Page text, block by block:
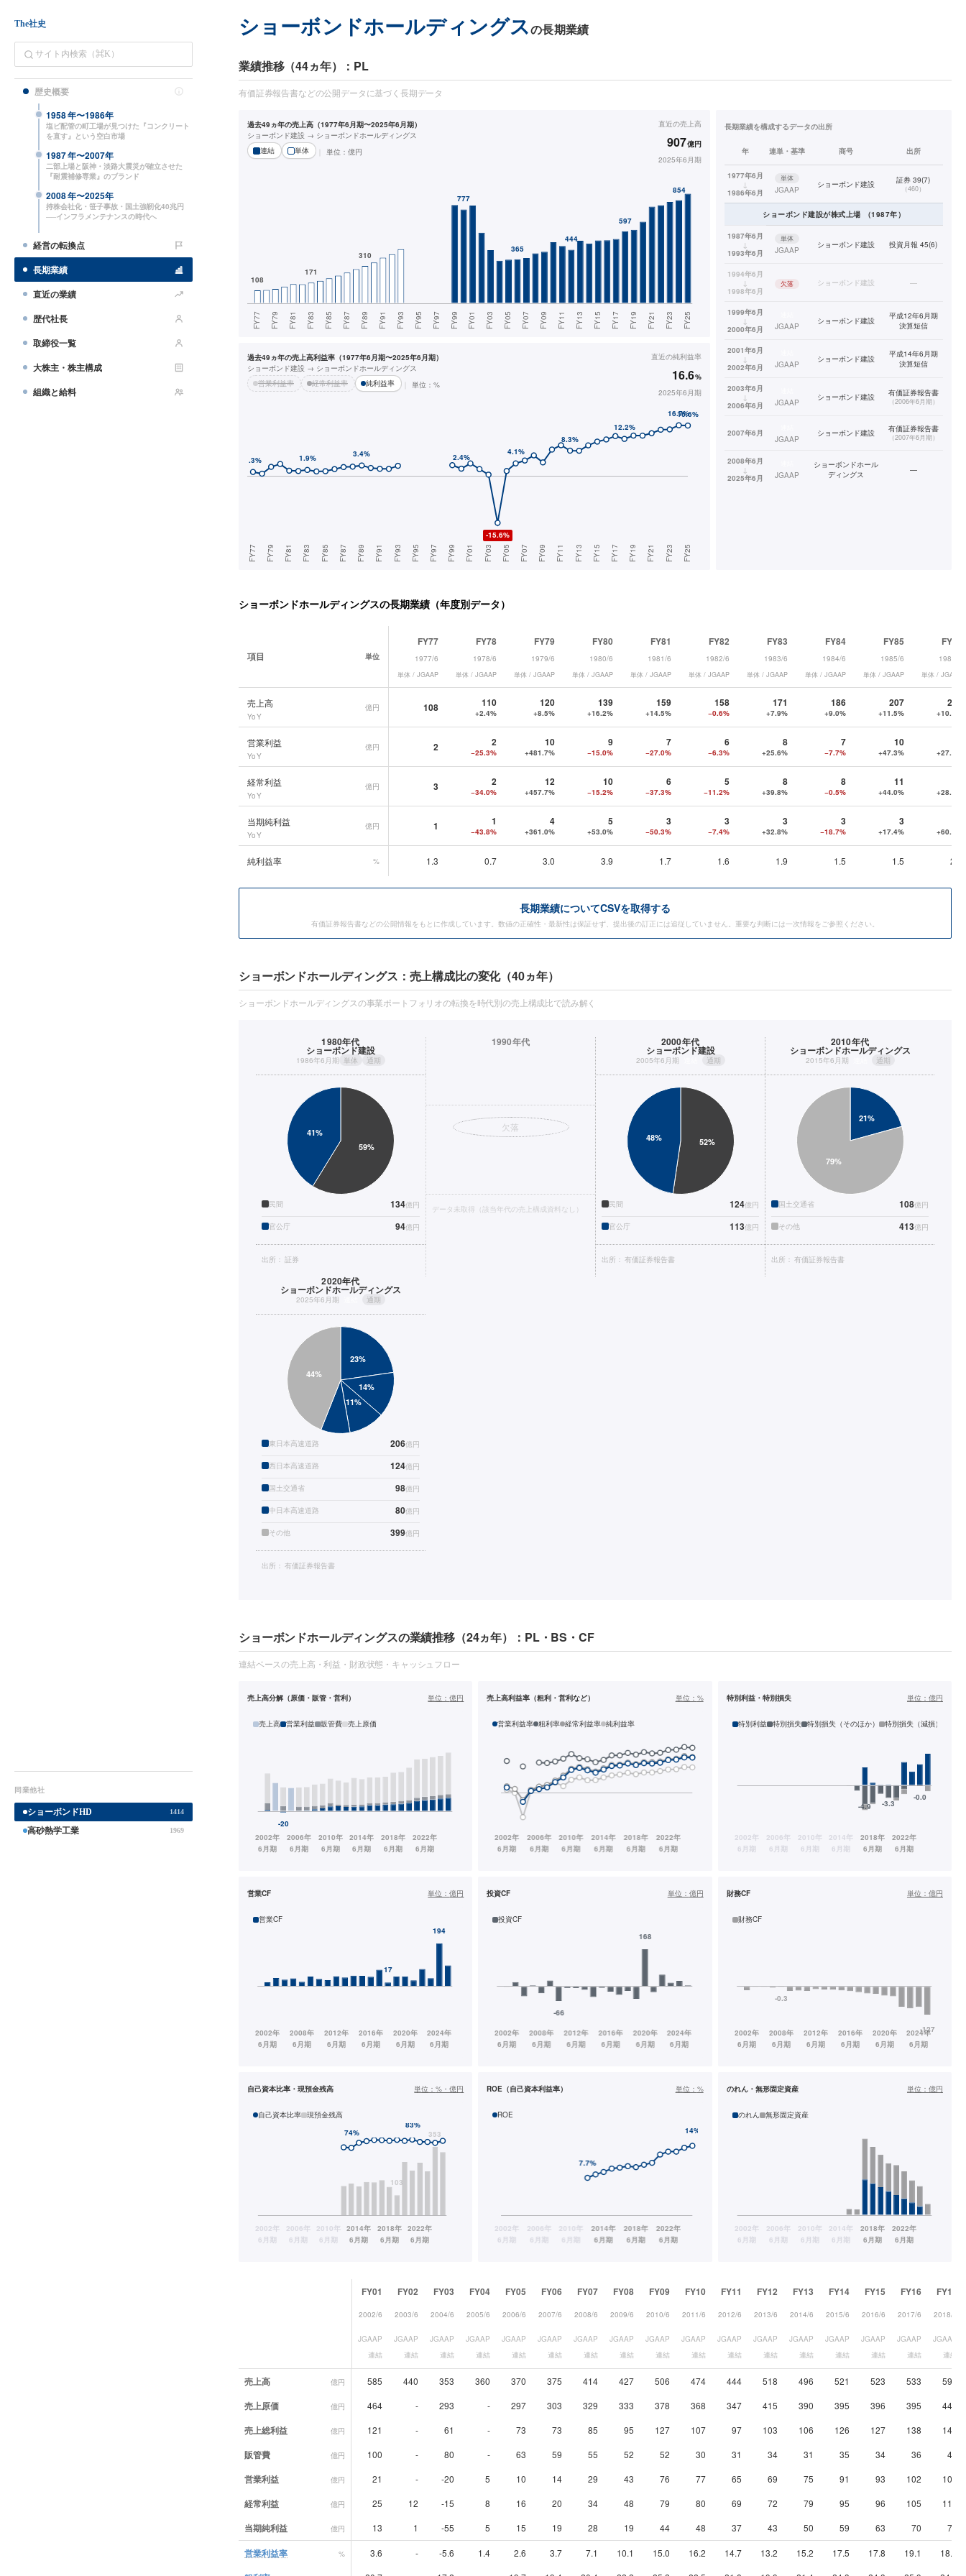
The社史
歴史概要
1958年〜1986年
塩ビ配管の町工場が見つけた『コンクリート
を直す』という空白市場
1987年〜2007年
二部上場と阪神・淡路大震災が確立させた
『耐震補修専業』のブランド
2008年〜2025年
持株会社化・笹子事故・国土強靭化40兆円
──インフラメンテナンスの時代へ
経営の転換点
長期業績
直近の業績
歴代社長
取締役一覧
大株主・株主構成
組織と給料
同業他社
ショーボンドHD 1414
高砂熱学工業 1969
ショーボンドホールディングスの長期業績
業績推移（44ヵ年）：PL
有価証券報告書などの公開データに基づく長期データ
過去49ヵ年の売上高（1977年6月期〜2025年6月期）
ショーボンド建設 → ショーボンドホールディングス
連結
単体 単位： 億円
直近の売上高
907億円
2025年6月期
過去49ヵ年の売上高利益率（1977年6月期〜2025年6月期）
ショーボンド建設 → ショーボンドホールディングス
営業利益率
経常利益率 純利益率 単位：%
直近の純利益率
16.6%
2025年6月期
長期業績を構成するデータの出所
年 連単・基準 商号 出所
1977年6月
↓
1986年6月
単体
JGAAP
ショーボンド建設 証券 39(7)
（460）
ショーボンド建設が株式上場 （1987年）
1987年6月
↓
1993年6月
単体
JGAAP
ショーボンド建設 投資月報 45(6)
1994年6月
↓
1998年6月
欠落 ショーボンド建設 —
1999年6月
↓
2000年6月
JGAAP
ショーボンド建設
平成12年6月期
決算短信
2001年6月
↓
2002年6月
JGAAP
ショーボンド建設
平成14年6月期
決算短信
2003年6月
↓
2006年6月
JGAAP
ショーボンド建設 有価証券報告書
（2006年6月期）
2007年6月
JGAAP
ショーボンド建設 有価証券報告書
（2007年6月期）
2008年6月
↓
2025年6月
JGAAP
ショーボンドホール
ディングス
—
ショーボンドホールディングスの長期業績（年度別データ）
項目 単位
FY77
1977/6
単体 / JGAAP
FY78
1978/6
単体 / JGAAP
FY79
1979/6
単体 / JGAAP
FY80
1980/6
単体 / JGAAP
FY81
1981/6
単体 / JGAAP
FY82
1982/6
単体 / JGAAP
FY83
1983/6
単体 / JGAAP
FY84
1984/6
単体 / JGAAP
FY85
1985/6
単体 / JGAAP
FY86
1986/6
単体 / JGAAP
売上高
YoY
億円 108 110
+2.4%
120
+8.5%
139
+16.2%
159
+14.5%
158
−0.6%
171
+7.9%
186
+9.0%
207
+11.5%
228
+10.3%
営業利益
YoY
億円 2 2
−25.3%
10
+481.7%
9
−15.0%
7
−27.0%
6
−6.3%
8
+25.6%
7
−7.7%
10
+47.3% +27.2%
経常利益
YoY
億円 3 2
−34.0%
12
+457.7%
10
−15.2%
6
−37.3%
5
−11.2%
8
+39.8%
8
−0.5%
11
+44.0% +28.4%
当期純利益
YoY
億円 1 1
−43.8%
4
+361.0%
5
+53.0%
3
−50.3%
3
−7.4%
3
+32.8%
3
−18.7%
3
+17.4% +60.3%
純利益率 % 1.3 0.7 3.0 3.9 1.7 1.6 1.9 1.5 1.5 2.2
長期業績についてCSVを取得する
有価証券報告書などの公開情報をもとに作成しています。数値の正確性・最新性は保証せず、提出後の訂正には追従していません。重要な判断には一次情報をご参照ください。
ショーボンドホールディングス：売上構成比の変化（40ヵ年）
ショーボンドホールディングスの事業ポートフォリオの転換を時代別の売上構成比で読み解く
1980年代
ショーボンド建設
1986年6月期 単体 通期
民間 134億円
官公庁 94億円
出所： 証券
1990年代
欠落
データ未取得（該当年代の売上構成資料なし）
2000年代
ショーボンド建設
2005年6月期 通期
民間 124億円
官公庁 113億円
出所： 有価証券報告書
2010年代
ショーボンドホールディングス
2015年6月期 通期
国土交通省 108億円
その他 413億円
出所： 有価証券報告書
2020年代
ショーボンドホールディングス
2025年6月期 通期
東日本高速道路 206億円
西日本高速道路 124億円
国土交通省 98億円
中日本高速道路 80億円
その他 399億円
出所： 有価証券報告書
ショーボンドホールディングスの業績推移（24ヵ年）：PL・BS・CF
連結ベースの売上高・利益・財政状態・キャッシュフロー
売上高分解（原価・販管・営利） 単位：億円
売上高 営業利益 販管費 売上原価
売上高利益率（粗利・営利など） 単位： %
営業利益率 粗利率 経常利益率 純利益率
特別利益・特別損失 単位： 億円
特別利益 特別損失 特別損失（そのほか） 特別損失（減損）
営業CF 単位：億円
営業CF
投資CF 単位： 億円
投資CF
財務CF 単位： 億円
財務CF
自己資本比率・現預金残高 単位：%・億円
自己資本比率 現預金残高
ROE（自己資本利益率） 単位： %
ROE
のれん・無形固定資産 単位： 億円
のれん 無形固定資産
業績データ一覧
FY01 FY02 FY03 FY04 FY05 FY06 FY07 FY08 FY09 FY10 FY11 FY12 FY13 FY14 FY15 FY16 FY17
2002/6 2003/6 2004/6 2005/6 2006/6 2007/6 2008/6 2009/6 2010/6 2011/6 2012/6 2013/6 2014/6 2015/6 2016/6 2017/6 2018/6
JGAAP
連結
JGAAP
連結
JGAAP
連結
JGAAP
連結
JGAAP
連結
JGAAP
連結
JGAAP
連結
JGAAP
連結
JGAAP
連結
JGAAP
連結
JGAAP
連結
JGAAP
連結
JGAAP
連結
JGAAP
連結
JGAAP
連結
JGAAP
連結
JGAAP
連結
売上高 億円 585 440 353 360 370 375 414 427 506 474 444 518 496 521 523 533 597
売上原価 億円 464 - 293 - 297 303 329 333 378 368 347 415 390 395 396 395 449
売上総利益 億円 121 - 61 - 73 73 85 95 127 107 97 103 106 126 127 138 148
販管費 億円 100 - 80 - 63 59 55 52 52 30 31 34 31 35 34 36 40
営業利益 億円 21 - -20 5 10 14 29 43 76 77 65 69 75 91 93 102 108
経常利益 億円 25 12 -15 8 16 20 34 48 79 80 69 72 79 95 96 105 112
当期純利益 億円 13 1 -55 5 15 19 28 19 44 48 37 43 50 59 63 70 73
営業利益率 % 3.6 - -5.6 1.4 2.6 3.7 7.1 10.1 15.0 16.2 14.7 13.2 15.2 17.5 17.8 19.1 18.1